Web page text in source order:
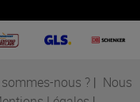
nous ? | Nous